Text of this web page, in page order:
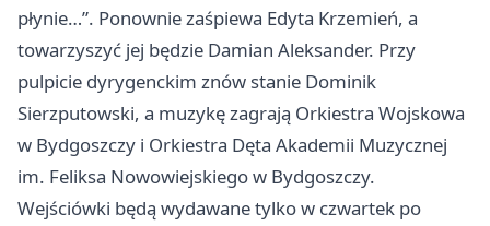
płynie…”. Ponownie zaśpiewa Edyta Krzemień, a
towarzyszyć jej będzie Damian Aleksander. Przy
pulpicie dyrygenckim znów stanie Dominik
Sierzputowski, a muzykę zagrają Orkiestra Wojskowa
w Bydgoszczy i Orkiestra Dęta Akademii Muzycznej
im. Feliksa Nowowiejskiego w Bydgoszczy.
Wejściówki będą wydawane tylko w czwartek po